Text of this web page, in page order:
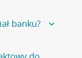
banku?
na